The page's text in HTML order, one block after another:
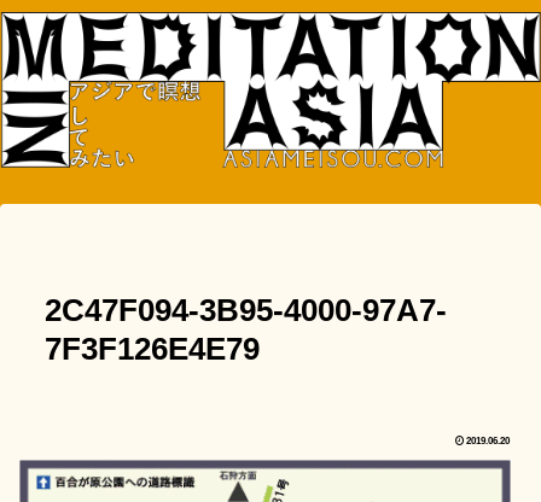
2C47F094-3B95-4000-97A7-
7F3F126E4E79
2019.06.20